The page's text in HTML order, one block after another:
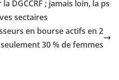
DGCCRF ; jamais loin, la ps
sectaires
en bourse actifs en 2
seulement 30 % de femmes